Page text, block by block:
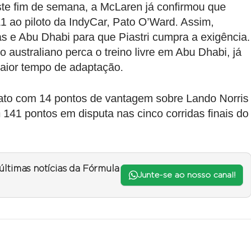
fim de semana, a McLaren já confirmou que
ao piloto da IndyCar, Pato O’Ward. Assim,
e Abu Dhabi para que Piastri cumpra a exigência.
australiano perca o treino livre em Abu Dhabi, já
tempo de adaptação.
com 14 pontos de vantagem sobre Lando Norris
141 pontos em disputa nas cinco corridas finais do
notícias da Fórmula
Junte-se ao nosso canal!